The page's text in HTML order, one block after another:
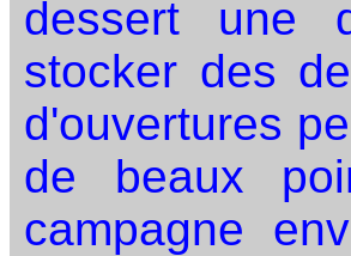
dessert une
stocker des
d'ouvertures
de beaux
campagne